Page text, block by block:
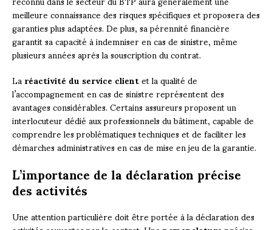
meilleure connaissance des risques spécifiques et proposera des
garanties plus adaptées. De plus, sa pérennité financière
garantit sa capacité à indemniser en cas de sinistre, même
plusieurs années après la souscription du contrat.
Laréactivité du service clientet la qualité de
l’accompagnement en cas de sinistre représentent des
avantages considérables. Certains assureurs proposent un
interlocuteur dédié aux professionnels du bâtiment, capable de
comprendre les problématiques techniques et de faciliter les
démarches administratives en cas de mise en jeu de la garantie.
L’importance de la déclaration précise
des activités
Une attention particulière doit être portée à la déclaration des